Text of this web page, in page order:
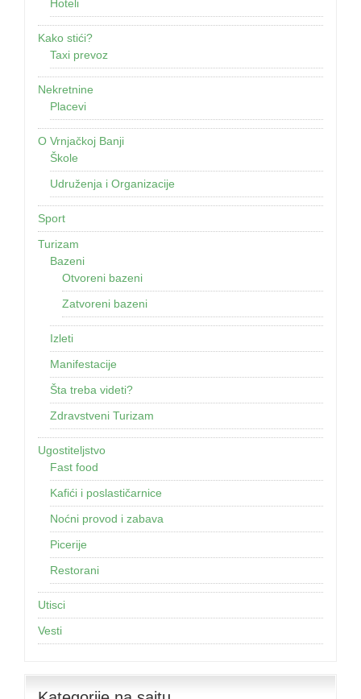
Hoteli
Kako stići?
Taxi prevoz
Nekretnine
Placevi
O Vrnjačkoj Banji
Škole
Udruženja i Organizacije
Sport
Turizam
Bazeni
Otvoreni bazeni
Zatvoreni bazeni
Izleti
Manifestacije
Šta treba videti?
Zdravstveni Turizam
Ugostiteljstvo
Fast food
Kafići i poslastičarnice
Noćni provod i zabava
Picerije
Restorani
Utisci
Vesti